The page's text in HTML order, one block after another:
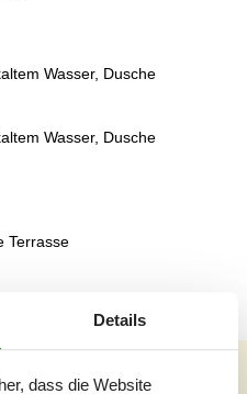
Wasser, Dusche
Wasser, Dusche
Terrasse
Details
dass die Website